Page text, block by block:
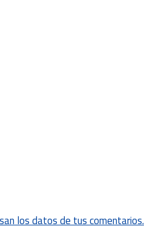
los datos de tus comentarios.